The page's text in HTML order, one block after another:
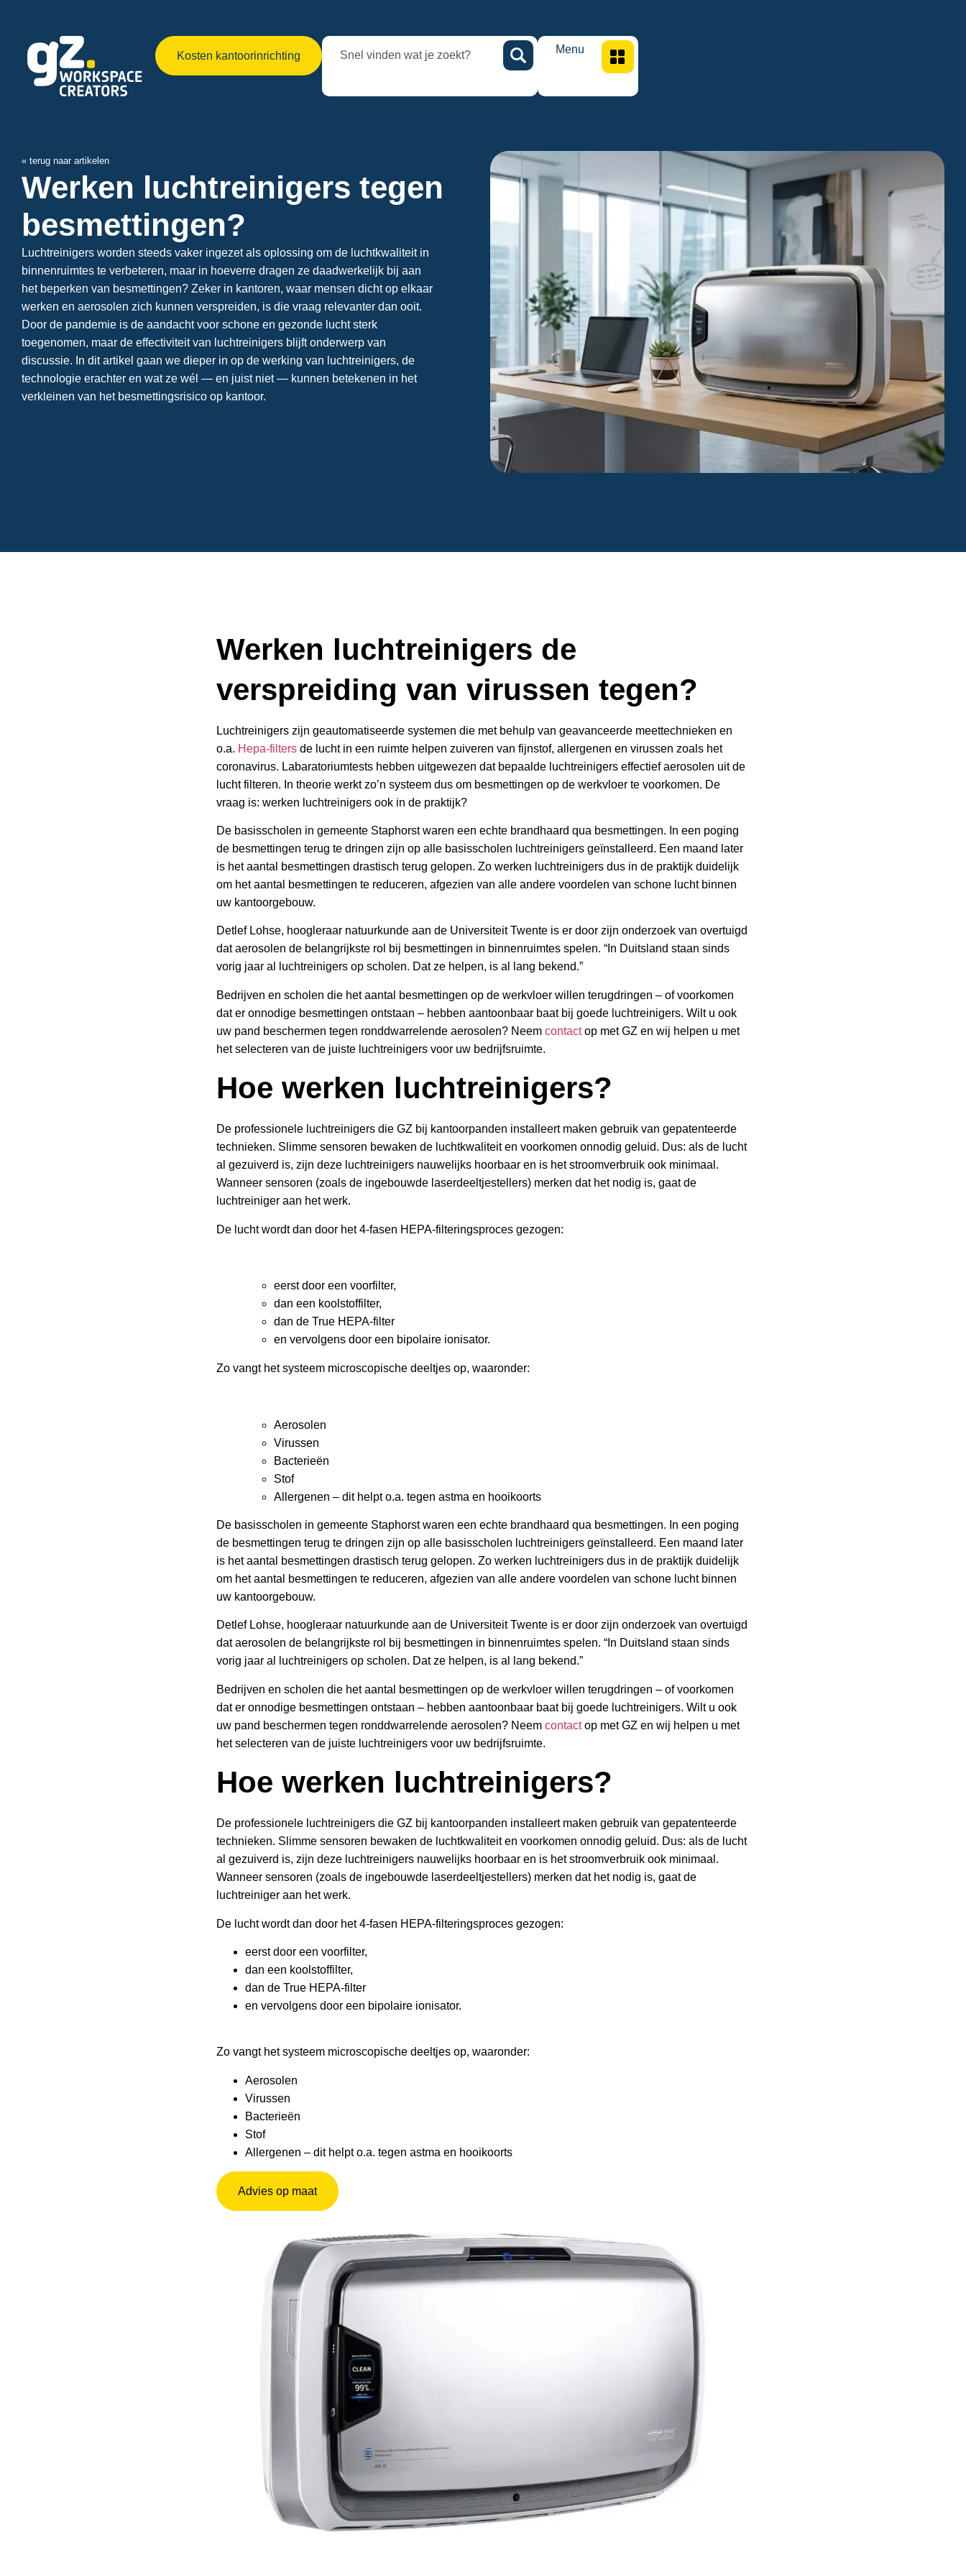
Kosten kantoorinrichting
Menu
« terug naar artikelen
Werken luchtreinigers tegen
besmettingen?
Luchtreinigers worden steeds vaker ingezet als oplossing om de luchtkwaliteit in
binnenruimtes te verbeteren, maar in hoeverre dragen ze daadwerkelijk bij aan
het beperken van besmettingen? Zeker in kantoren, waar mensen dicht op elkaar
werken en aerosolen zich kunnen verspreiden, is die vraag relevanter dan ooit.
Door de pandemie is de aandacht voor schone en gezonde lucht sterk
toegenomen, maar de effectiviteit van luchtreinigers blijft onderwerp van
discussie. In dit artikel gaan we dieper in op de werking van luchtreinigers, de
technologie erachter en wat ze wél — en juist niet — kunnen betekenen in het
verkleinen van het besmettingsrisico op kantoor.
Werken luchtreinigers de
verspreiding van virussen tegen?
Luchtreinigers zijn geautomatiseerde systemen die met behulp van geavanceerde meettechnieken en
o.a. Hepa-filters de lucht in een ruimte helpen zuiveren van fijnstof, allergenen en virussen zoals het
coronavirus. Labaratoriumtests hebben uitgewezen dat bepaalde luchtreinigers effectief aerosolen uit de
lucht filteren. In theorie werkt zo’n systeem dus om besmettingen op de werkvloer te voorkomen. De
vraag is: werken luchtreinigers ook in de praktijk?
De basisscholen in gemeente Staphorst waren een echte brandhaard qua besmettingen. In een poging
de besmettingen terug te dringen zijn op alle basisscholen luchtreinigers geïnstalleerd. Een maand later
is het aantal besmettingen drastisch terug gelopen. Zo werken luchtreinigers dus in de praktijk duidelijk
om het aantal besmettingen te reduceren, afgezien van alle andere voordelen van schone lucht binnen
uw kantoorgebouw.
Detlef Lohse, hoogleraar natuurkunde aan de Universiteit Twente is er door zijn onderzoek van overtuigd
dat aerosolen de belangrijkste rol bij besmettingen in binnenruimtes spelen. “In Duitsland staan sinds
vorig jaar al luchtreinigers op scholen. Dat ze helpen, is al lang bekend.”
Bedrijven en scholen die het aantal besmettingen op de werkvloer willen terugdringen – of voorkomen
dat er onnodige besmettingen ontstaan – hebben aantoonbaar baat bij goede luchtreinigers. Wilt u ook
uw pand beschermen tegen ronddwarrelende aerosolen? Neemcontactop met GZ en wij helpen u met
het selecteren van de juiste luchtreinigers voor uw bedrijfsruimte.
Hoe werken luchtreinigers?
De professionele luchtreinigers die GZ bij kantoorpanden installeert maken gebruik van gepatenteerde
technieken. Slimme sensoren bewaken de luchtkwaliteit en voorkomen onnodig geluid. Dus: als de lucht
al gezuiverd is, zijn deze luchtreinigers nauwelijks hoorbaar en is het stroomverbruik ook minimaal.
Wanneer sensoren (zoals de ingebouwde laserdeeltjestellers) merken dat het nodig is, gaat de
luchtreiniger aan het werk.
De lucht wordt dan door het 4-fasen HEPA-filteringsproces gezogen:
eerst door een voorfilter,
dan een koolstoffilter,
dan de True HEPA-filter
en vervolgens door een bipolaire ionisator.
Zo vangt het systeem microscopische deeltjes op, waaronder:
Aerosolen
Virussen
Bacterieën
Stof
Allergenen – dit helpt o.a. tegen astma en hooikoorts
De basisscholen in gemeente Staphorst waren een echte brandhaard qua besmettingen. In een poging
de besmettingen terug te dringen zijn op alle basisscholen luchtreinigers geïnstalleerd. Een maand later
is het aantal besmettingen drastisch terug gelopen. Zo werken luchtreinigers dus in de praktijk duidelijk
om het aantal besmettingen te reduceren, afgezien van alle andere voordelen van schone lucht binnen
uw kantoorgebouw.
Detlef Lohse, hoogleraar natuurkunde aan de Universiteit Twente is er door zijn onderzoek van overtuigd
dat aerosolen de belangrijkste rol bij besmettingen in binnenruimtes spelen. “In Duitsland staan sinds
vorig jaar al luchtreinigers op scholen. Dat ze helpen, is al lang bekend.”
Bedrijven en scholen die het aantal besmettingen op de werkvloer willen terugdringen – of voorkomen
dat er onnodige besmettingen ontstaan – hebben aantoonbaar baat bij goede luchtreinigers. Wilt u ook
uw pand beschermen tegen ronddwarrelende aerosolen? Neemcontactop met GZ en wij helpen u met
het selecteren van de juiste luchtreinigers voor uw bedrijfsruimte.
Hoe werken luchtreinigers?
De professionele luchtreinigers die GZ bij kantoorpanden installeert maken gebruik van gepatenteerde
technieken. Slimme sensoren bewaken de luchtkwaliteit en voorkomen onnodig geluid. Dus: als de lucht
al gezuiverd is, zijn deze luchtreinigers nauwelijks hoorbaar en is het stroomverbruik ook minimaal.
Wanneer sensoren (zoals de ingebouwde laserdeeltjestellers) merken dat het nodig is, gaat de
luchtreiniger aan het werk.
De lucht wordt dan door het 4-fasen HEPA-filteringsproces gezogen:
eerst door een voorfilter,
dan een koolstoffilter,
dan de True HEPA-filter
en vervolgens door een bipolaire ionisator.
Zo vangt het systeem microscopische deeltjes op, waaronder:
Aerosolen
Virussen
Bacterieën
Stof
Allergenen – dit helpt o.a. tegen astma en hooikoorts
Advies op maat